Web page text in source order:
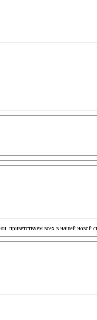
приветствуем всех в нашей новой